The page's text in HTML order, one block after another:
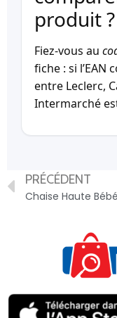
produit ?
Fiez-vous au
fiche : si l’EAN
entre Leclerc,
Intermarché
PRÉCÉDENT